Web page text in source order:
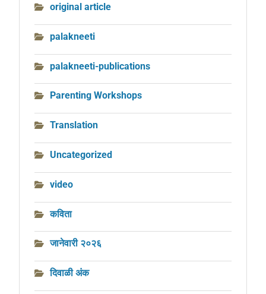
original article
palakneeti
palakneeti-publications
Parenting Workshops
Translation
Uncategorized
video
कविता
जानेवारी २०२६
दिवाळी अंक